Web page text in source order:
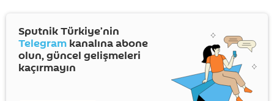
Sputnik Türkiye’nin
Telegram kanalına abone
olun, güncel gelişmeleri
kaçırmayın